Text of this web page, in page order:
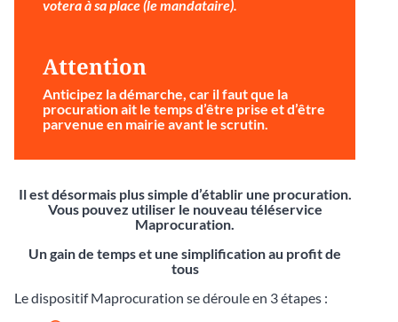
votera à sa place (le mandataire).
Attention
Anticipez la démarche , car il faut que la
procuration ait le temps d’être prise et d’être
parvenue en mairie avant le scrutin.
Il est désormais plus simple d’établir une procuration.
Vous pouvez utiliser le nouveau téléservice
Maprocuration.
Un gain de temps et une simplification au profit de
tous
Le dispositif Maprocuration se déroule en 3 étapes :